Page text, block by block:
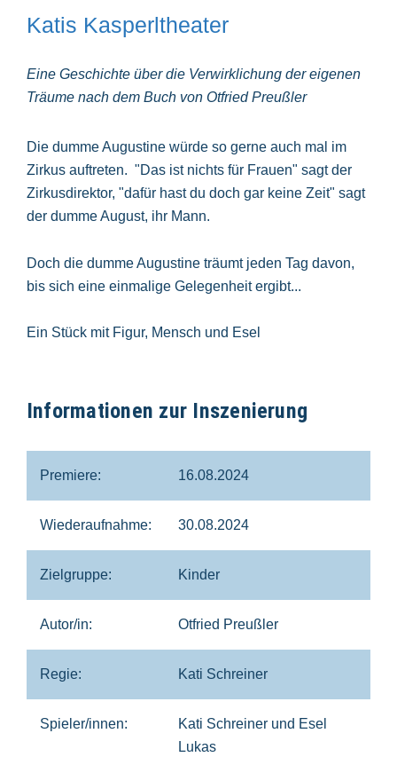
Katis Kasperltheater
Eine Geschichte über die Verwirklichung der eigenen
Träume nach dem Buch von Otfried Preußler
Die dumme Augustine würde so gerne auch mal im
Zirkus auftreten. "Das ist nichts für Frauen" sagt der
Zirkusdirektor, "dafür hast du doch gar keine Zeit" sagt
der dumme August, ihr Mann.
Doch die dumme Augustine träumt jeden Tag davon,
bis sich eine einmalige Gelegenheit ergibt...
Ein Stück mit Figur, Mensch und Esel
Informationen zur Inszenierung
Premiere: 16.08.2024
Wiederaufnahme: 30.08.2024
Zielgruppe: Kinder
Autor/in: Otfried Preußler
Regie: Kati Schreiner
Spieler/innen:
Kati Schreiner und Esel
Lukas